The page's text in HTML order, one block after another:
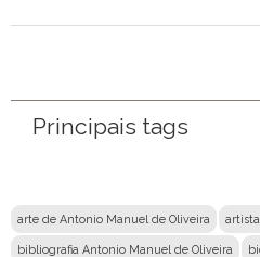
Principais tags
arte de Antonio Manuel de Oliveira
bibliografia Antonio Manuel de Oliveira